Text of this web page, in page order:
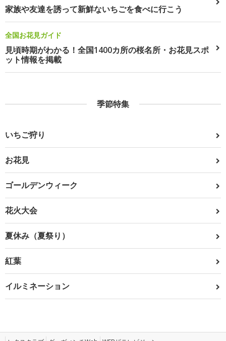
家族や友達を誘って新鮮ないちごを食べに行こう
全国お花見ガイド
見頃時期がわかる！全国1400カ所の桜名所・お花見スポ
ット情報を掲載
季節特集
いちご狩り
お花見
ゴールデンウィーク
花火大会
夏休み（夏祭り）
紅葉
イルミネーション